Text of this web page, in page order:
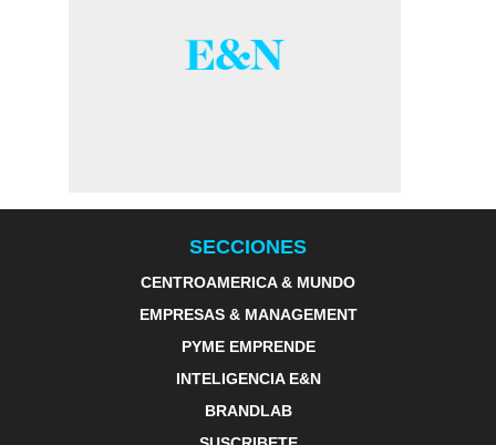
SECCIONES
CENTROAMERICA & MUNDO
EMPRESAS & MANAGEMENT
PYME EMPRENDE
INTELIGENCIA E&N
BRANDLAB